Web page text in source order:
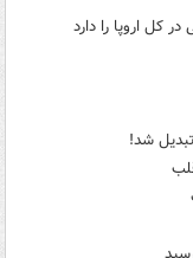
کل اروپا را دارد
تبدیل شد!